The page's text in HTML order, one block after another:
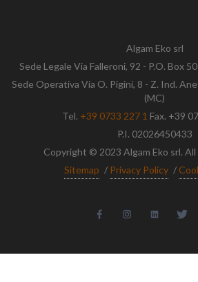
Algam Eko srl
Sede Legale Via Falleroni, 92 - P.O. Box
Sede Operativa Via O. Pigini, 8 - Z. Ind.
(MC)
Tel. +39 0733 227 1 Fax. +39
P.I. 02026450433
Copyright © 2023 Algam Eko srl.
Sitemap / Privacy Policy /